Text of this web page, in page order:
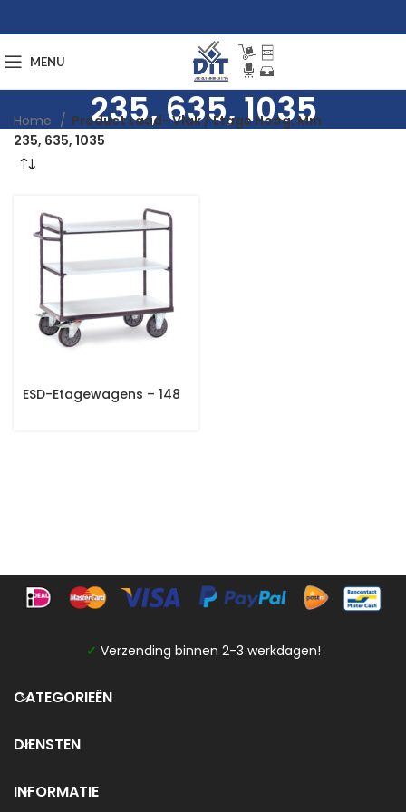
MENU
235, 635, 1035
Home
Product Laad- Vlak / Etage Hoog. Mm
235, 635, 1035
ESD-Etagewagens – 148
✓ Verzending binnen 2-3 werkdagen!
CATEGORIEËN
DIENSTEN
INFORMATIE